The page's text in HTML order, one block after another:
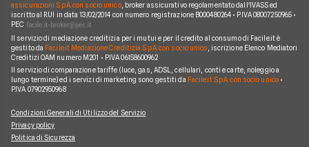
Mappa del sito
Facile.it Corporate
Facile.it Club
Lavora in Facile.it We're hiring!
Cupra
Scoprile tutte
AUDI A3 Sportback
MINI Cooper
Scoprile tutte le offerte
UnipolRental
Tutte le compagnie
assicurazioni S.p.A. con socio unico, broker assicurativo regolamentato dall'IVASS ed
iscritto al RUI in data 13/02/2014 con numero registrazione B000480264 • P.IVA 08007250965 •
PEC
Il servizio di mediazione creditizia per i mutui e per il credito al consumo di Facile.it è
gestito da Facile.it Mediazione Creditizia S.p.A. con socio unico , iscrizione Elenco Mediatori
Creditizi OAM numero M201 • P.IVA 06158600962
Il servizio di comparazione tariffe (luce, gas, ADSL, cellulari, conti e carte, noleggio a
lungo termine) ed i servizi di marketing sono gestiti da Facile.it S.p.A. con socio unico•
P.IVA 07902950968
Condizioni Generali di Utilizzo del Servizio
Privacy policy
Politica di Sicurezza